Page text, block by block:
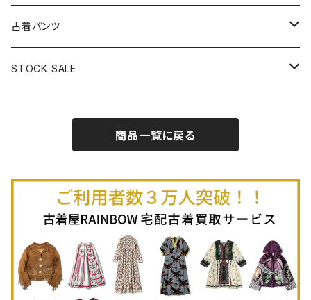
古着オールインワン
古着オーバーオール
古着半袖プルオーバー
古着長袖Ｔシャツ
古着半袖Ｔシャツ
古着ベスト
古着キャミソール
古着ポロシャツ
古着長袖ポロシャツ
古着スウェット
古着パーカー
古着タンクトップ
古着半袖ニット
古着ニットアウター
古着ライトコート
古着ヘビージャケット
古着羽織り
古着ロング丈スカート (丈76cm-)
古着膝丈スカート (丈56-75cm)
古着ミニ丈スカート (丈56-75cm)
古着パンツ
古着ロング丈パンツ
STOCK SALE
Autumn / Winter
商品一覧に戻る